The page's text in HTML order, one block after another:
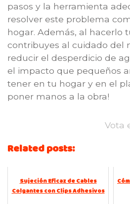
pasos y la herramienta
resolver este problema
hogar. Además, al hacerlo
contribuyes al cuidado del
reducir el desperdicio de
el impacto que pequeños
tener en tu hogar y en el
poner manos a la obra!
Vota
Related posts:
Sujeción Eficaz de Cables
Colgantes con Clips Adhesivos